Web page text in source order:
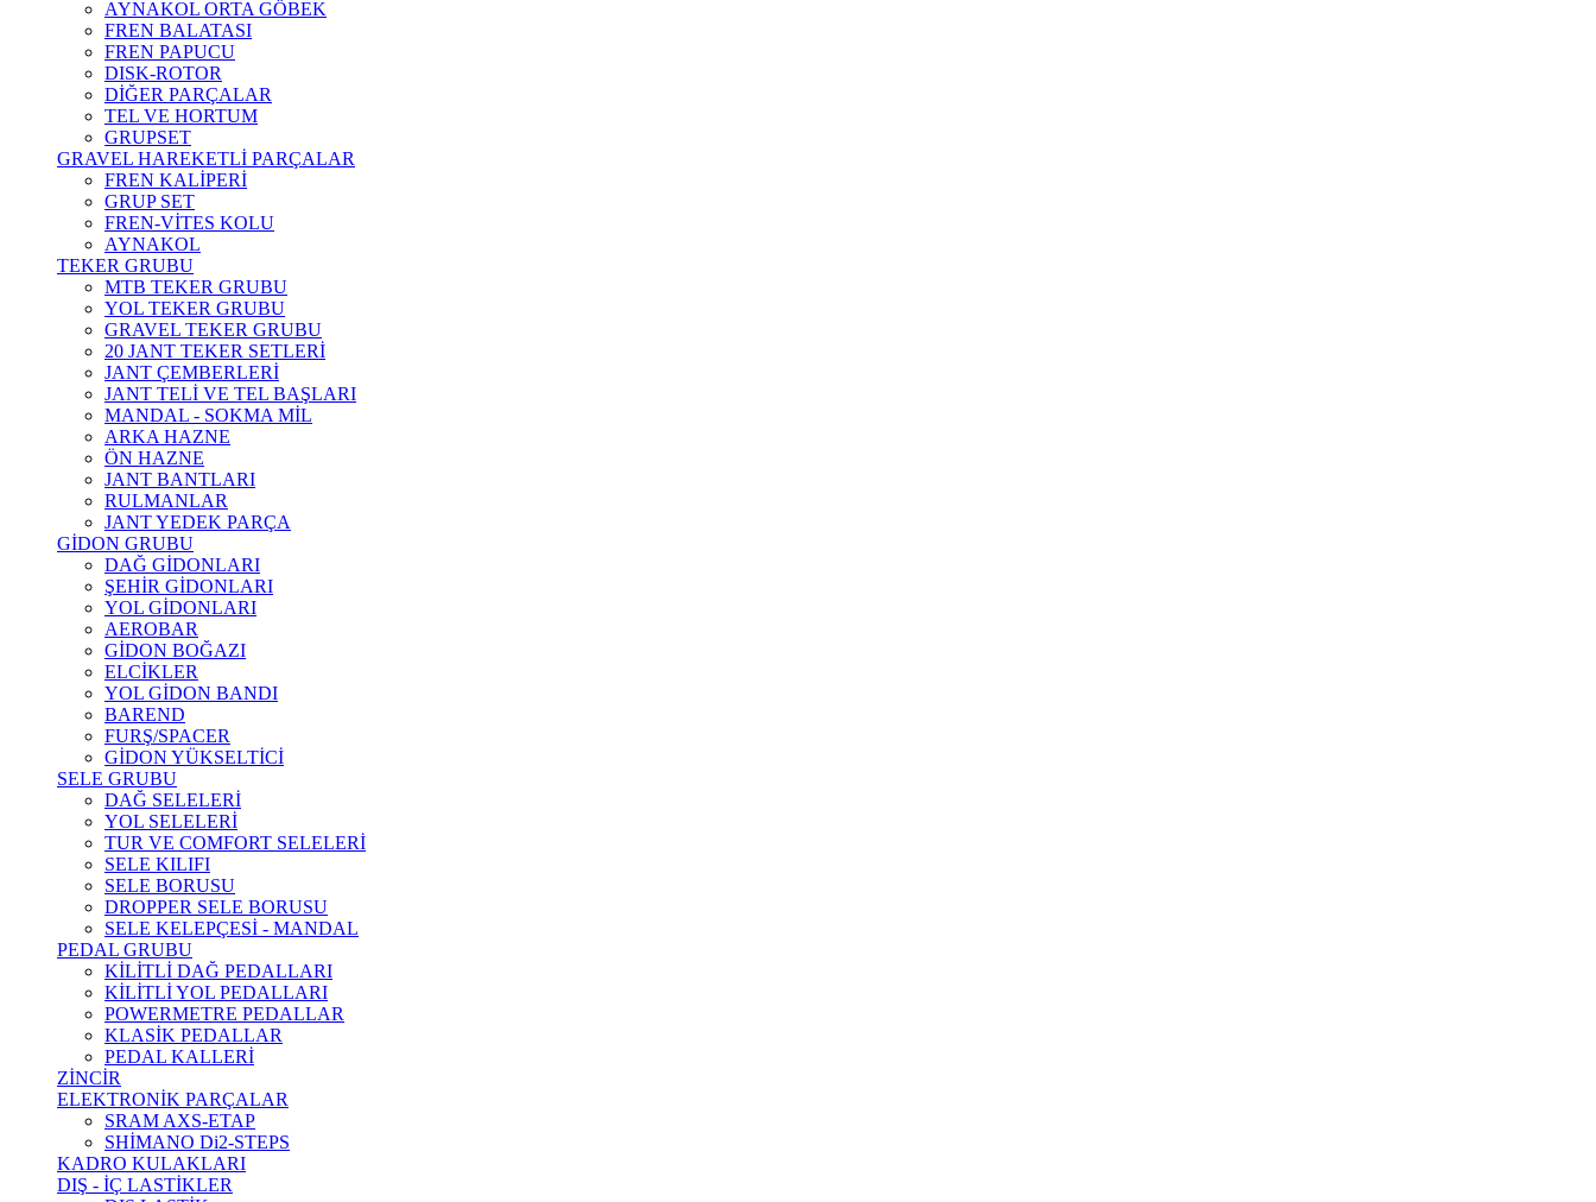
AYNAKOL ORTA GÖBEK
FREN BALATASI
FREN PAPUCU
DISK-ROTOR
DİĞER PARÇALAR
TEL VE HORTUM
GRUPSET
GRAVEL HAREKETLİ PARÇALAR
FREN KALİPERİ
GRUP SET
FREN-VİTES KOLU
AYNAKOL
TEKER GRUBU
MTB TEKER GRUBU
YOL TEKER GRUBU
GRAVEL TEKER GRUBU
20 JANT TEKER SETLERİ
JANT ÇEMBERLERİ
JANT TELİ VE TEL BAŞLARI
MANDAL - SOKMA MİL
ARKA HAZNE
ÖN HAZNE
JANT BANTLARI
RULMANLAR
JANT YEDEK PARÇA
GİDON GRUBU
DAĞ GİDONLARI
ŞEHİR GİDONLARI
YOL GİDONLARI
AEROBAR
GİDON BOĞAZI
ELCİKLER
YOL GİDON BANDI
BAREND
FURŞ/SPACER
GİDON YÜKSELTİCİ
SELE GRUBU
DAĞ SELELERİ
YOL SELELERİ
TUR VE COMFORT SELELERİ
SELE KILIFI
SELE BORUSU
DROPPER SELE BORUSU
SELE KELEPÇESİ - MANDAL
PEDAL GRUBU
KİLİTLİ DAĞ PEDALLARI
KİLİTLİ YOL PEDALLARI
POWERMETRE PEDALLAR
KLASİK PEDALLAR
PEDAL KALLERİ
ZİNCİR
ELEKTRONİK PARÇALAR
SRAM AXS-ETAP
SHİMANO Di2-STEPS
KADRO KULAKLARI
DIŞ - İÇ LASTİKLER